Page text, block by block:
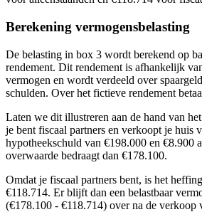
Berekening vermogensbelasting
De belasting in box 3 wordt berekend op
rendement. Dit rendement is afhankelijk
vermogen en wordt verdeeld over
schulden. Over het fictieve rendement
Laten we dit illustreren aan de hand van
je bent fiscaal partners en verkoopt je huis
hypotheekschuld van €198.000 en €8.900
overwaarde bedraagt dan €178.100.
Omdat je fiscaal partners bent, is het
€118.714. Er blijft dan een belastbaar
(€178.100 - €118.714) over na de verkoop